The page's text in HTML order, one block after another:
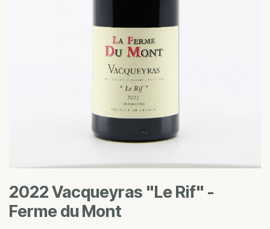
2022 Vacqueyras "Le Rif" -
Ferme du Mont